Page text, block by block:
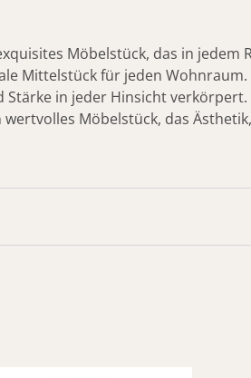
Möbelstück, das in jedem
Mittelstück für jeden
in jeder Hinsicht
Möbelstück, das